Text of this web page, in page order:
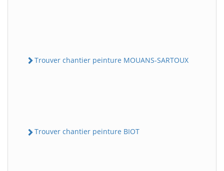
Trouver chantier peinture MOUANS-SARTOUX
Trouver chantier peinture BIOT